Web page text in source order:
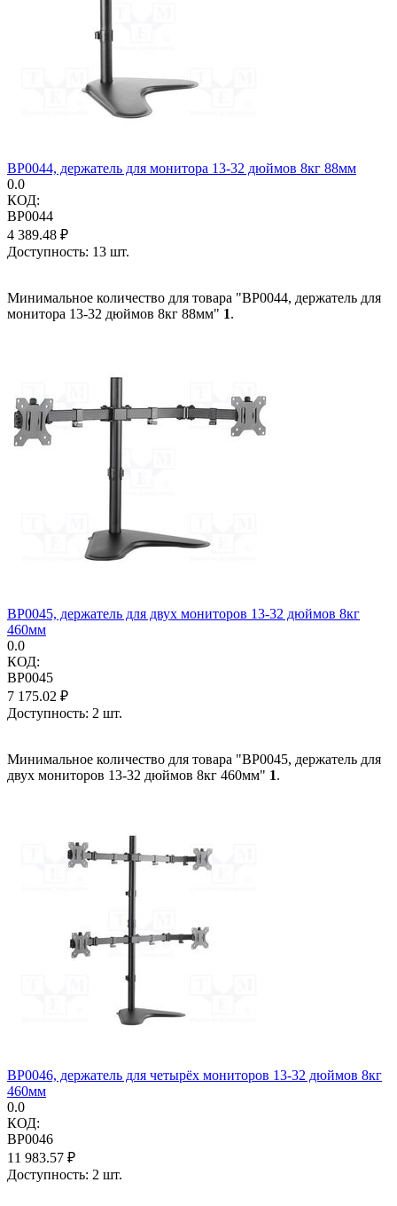
BP0044, держатель для монитора 13-32 дюймов 8кг 88мм
0.0
КОД:
BP0044
4 389.48 ₽
Доступность: 13 шт.
Минимальное количество для товара "BP0044, держатель для
монитора 13-32 дюймов 8кг 88мм" 1.
BP0045, держатель для двух мониторов 13-32 дюймов 8кг
460мм
0.0
КОД:
BP0045
7 175.02 ₽
Доступность: 2 шт.
Минимальное количество для товара "BP0045, держатель для
двух мониторов 13-32 дюймов 8кг 460мм" 1.
BP0046, держатель для четырёх мониторов 13-32 дюймов 8кг
460мм
0.0
КОД:
BP0046
11 983.57 ₽
Доступность: 2 шт.